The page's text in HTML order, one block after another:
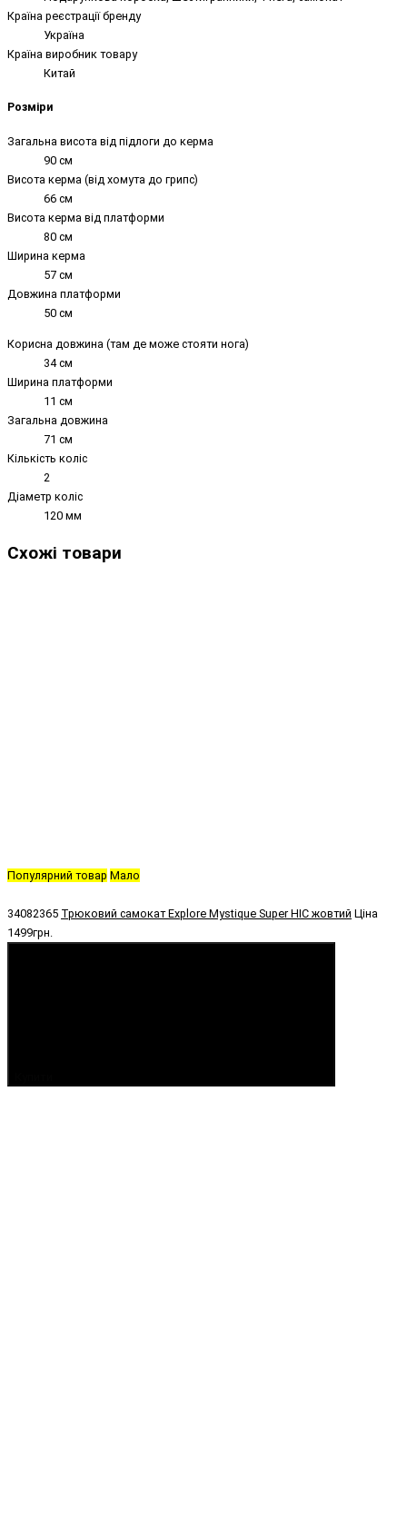
Країна реєстрації бренду
Україна
Країна виробник товару
Китай
Розміри
Загальна висота від підлоги до керма
90 см
Висота керма (від хомута до грипс)
66 см
Висота керма від платформи
80 см
Ширина керма
57 см
Довжина платформи
50 см
Корисна довжина (там де може стояти нога)
34 см
Ширина платформи
11 см
Загальна довжина
71 см
Кількість коліс
2
Діаметр коліс
120 мм
Схожі товари
Популярний товар Мало
34082365 Трюковий самокат Explore Mystique Super HIC жовтий Ціна
1499грн.